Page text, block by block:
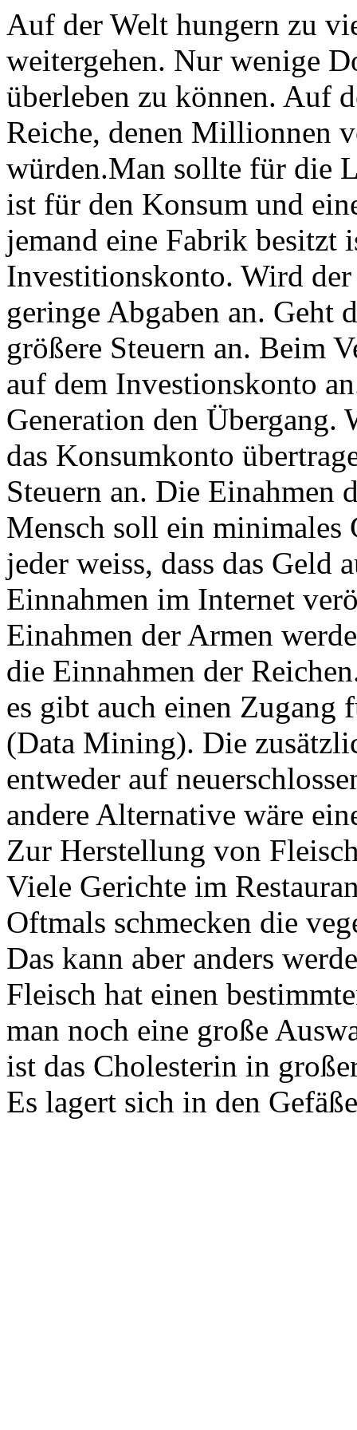
Auf der Welt hungern zu
weitergehen. Nur wenige
überleben zu können. Auf
Reiche, denen Millionnen
würden.Man sollte für die
ist für den Konsum und
jemand eine Fabrik besitzt
Investitionskonto. Wird
geringe Abgaben an. Geht
größere Steuern an. Beim
auf dem Investionskonto
Generation den Übergang.
das Konsumkonto
Steuern an. Die Einahmen
Mensch soll ein
jeder weiss, dass das Geld
Einnahmen im Internet
Einahmen der Armen
die Einnahmen der
es gibt auch einen Zugang
(Data Mining). Die
entweder auf
andere Alternative wäre
Zur Herstellung von
Viele Gerichte im
Oftmals schmecken die
Das kann aber anders
Fleisch hat einen
man noch eine große
ist das Cholesterin in
Es lagert sich in den